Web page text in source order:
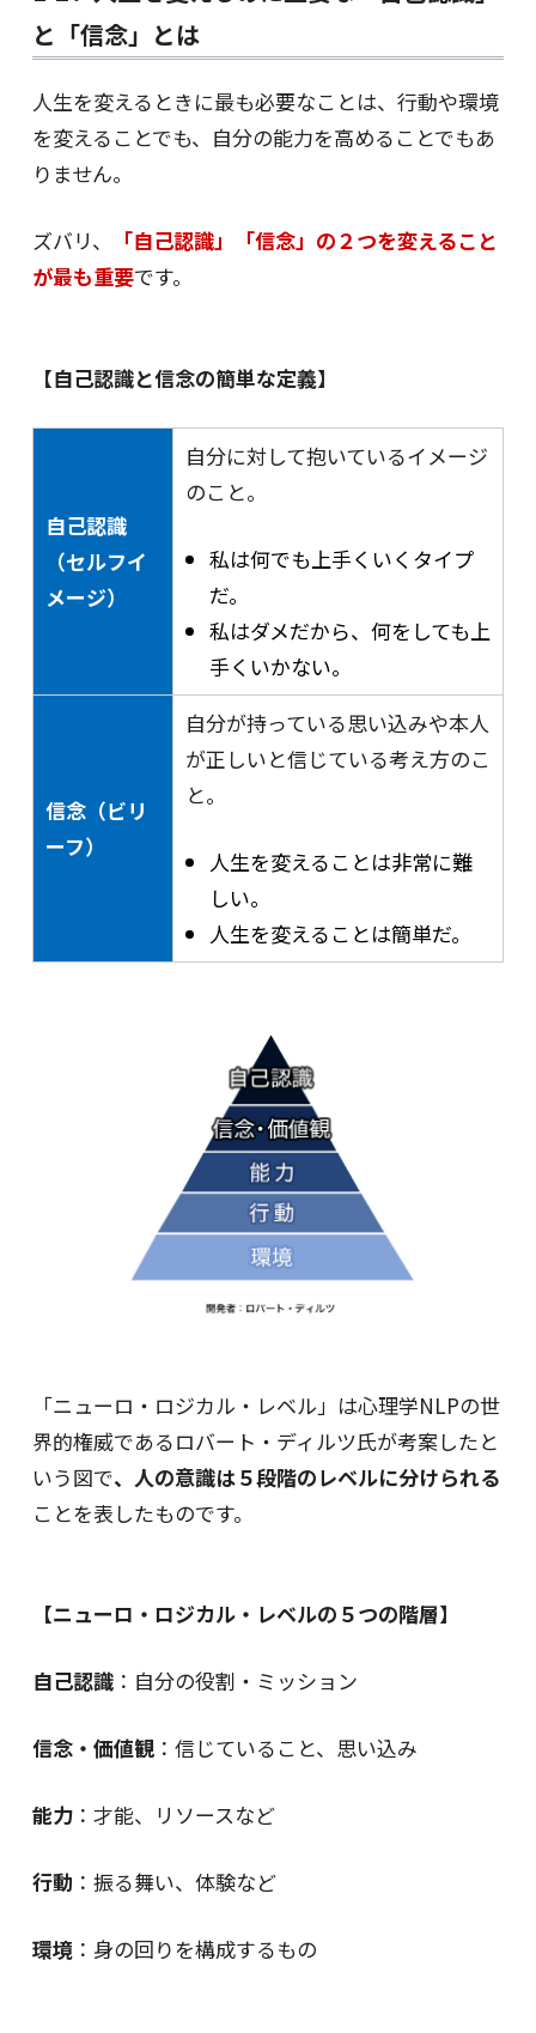
と「信念」とは
人生を変えるときに最も必要なことは、行動や環境
を変えることでも、自分の能力を高めることでもあ
りません。
ズバリ、 「自己認識」「信念」の２つを変えること
が最も重要です。
【自己認識と信念の簡単な定義】
自己認識
（セルフイ
メージ）
自分に対して抱いているイメージ
のこと。
私は何でも上手くいくタイプ
だ。
私はダメだから、何をしても上
手くいかない。
信念（ビリ
ーフ）
自分が持っている思い込みや本人
が正しいと信じている考え方のこ
と。
人生を変えることは非常に難
しい。
人生を変えることは簡単だ。
「ニューロ・ロジカル・レベル」は心理学NLPの世
界的権威であるロバート・ディルツ氏が考案したと
いう図で、人の意識は５段階のレベルに分けられる
ことを表したものです。
【ニューロ・ロジカル・レベルの５つの階層】
自己認識：自分の役割・ミッション
信念・価値観：信じていること、思い込み
能力：才能、リソースなど
行動 ：振る舞い、体験など
環境：身の回りを構成するもの